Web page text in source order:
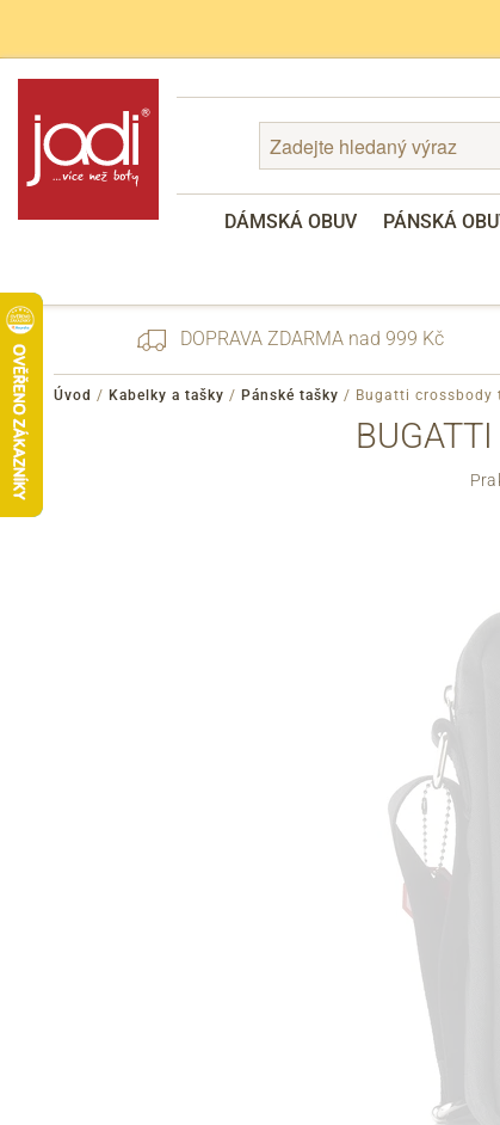
DÁMSKÁ OBUV PÁNSKÁ
zpracování osobních údajů
DOPRAVA ZDARMA nad 999 Kč
Úvod / Kabelky a tašky / Pánské tašky / Bugatti crossbody